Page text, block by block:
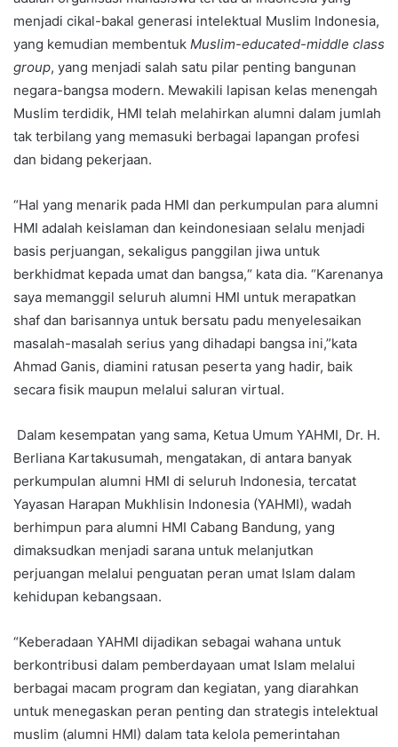
menjadi cikal-bakal generasi intelektual Muslim Indonesia,
yang kemudian membentuk Muslim-educated-middle class
group, yang menjadi salah satu pilar penting bangunan
negara-bangsa modern. Mewakili lapisan kelas menengah
Muslim terdidik, HMI telah melahirkan alumni dalam jumlah
tak terbilang yang memasuki berbagai lapangan profesi
dan bidang pekerjaan.
“Hal yang menarik pada HMI dan perkumpulan para alumni
HMI adalah keislaman dan keindonesiaan selalu menjadi
basis perjuangan, sekaligus panggilan jiwa untuk
berkhidmat kepada umat dan bangsa,“ kata dia. “Karenanya
saya memanggil seluruh alumni HMI untuk merapatkan
shaf dan barisannya untuk bersatu padu menyelesaikan
masalah-masalah serius yang dihadapi bangsa ini,”kata
Ahmad Ganis, diamini ratusan peserta yang hadir, baik
secara fisik maupun melalui saluran virtual.
Dalam kesempatan yang sama, Ketua Umum YAHMI, Dr. H.
Berliana Kartakusumah, mengatakan, di antara banyak
perkumpulan alumni HMI di seluruh Indonesia, tercatat
Yayasan Harapan Mukhlisin Indonesia (YAHMI), wadah
berhimpun para alumni HMI Cabang Bandung, yang
dimaksudkan menjadi sarana untuk melanjutkan
perjuangan melalui penguatan peran umat Islam dalam
kehidupan kebangsaan.
“Keberadaan YAHMI dijadikan sebagai wahana untuk
berkontribusi dalam pemberdayaan umat Islam melalui
berbagai macam program dan kegiatan, yang diarahkan
untuk menegaskan peran penting dan strategis intelektual
muslim (alumni HMI) dalam tata kelola pemerintahan